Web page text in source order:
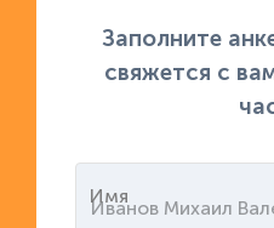
Заполните
свяжется с
Имя